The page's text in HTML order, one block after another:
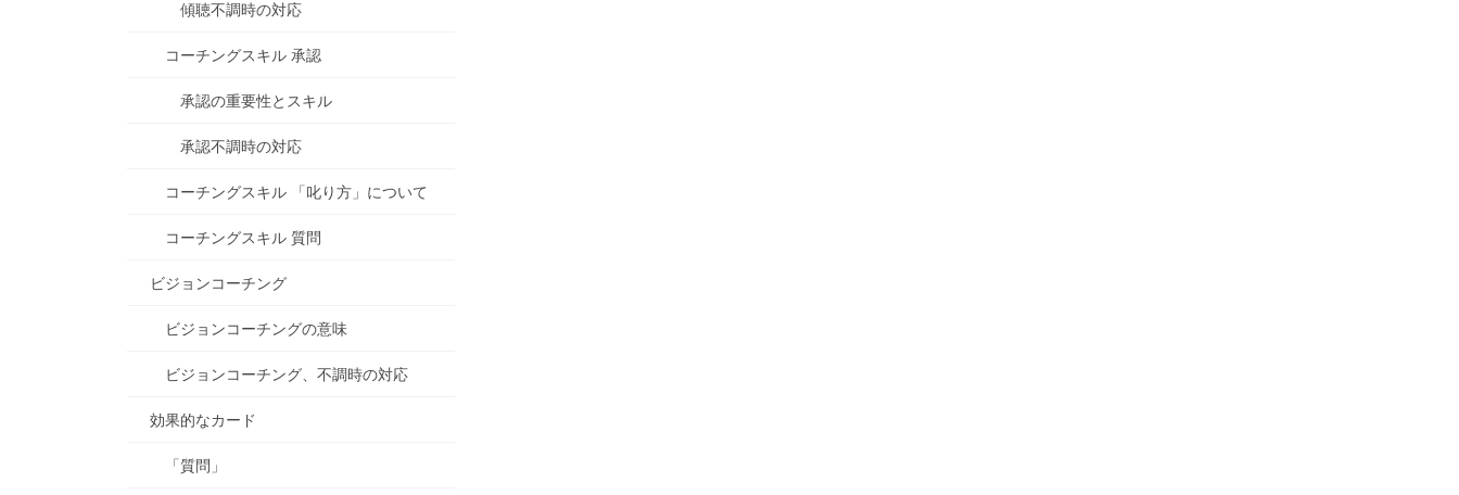
傾聴不調時の対応
コーチングスキル 承認
承認の重要性とスキル
承認不調時の対応
コーチングスキル 「叱り方」について
コーチングスキル 質問
ビジョンコーチング
ビジョンコーチングの意味
ビジョンコーチング、不調時の対応
効果的なカード
「質問」